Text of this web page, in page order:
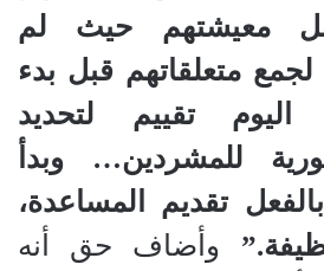
معيشتهم حيث لم
متعلقاتهم قبل بدء
اليوم تقييم لتحديد
للمشردين… وبدأ
تقديم المساعدة،
وأضاف حق أنه